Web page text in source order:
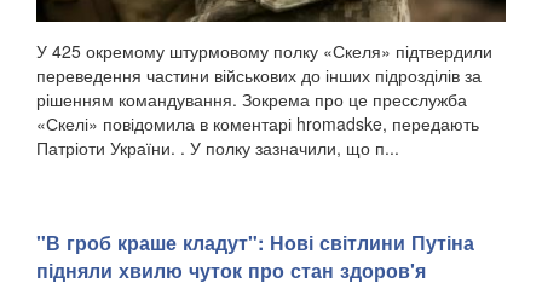
У 425 окремому штурмовому полку «Скеля» підтвердили
переведення частини військових до інших підрозділів за
рішенням командування. Зокрема про це пресслужба
«Скелі» повідомила в коментарі hromadske, передають
Патріоти України. . У полку зазначили, що п...
"В гроб краше кладут": Нові світлини Путіна
підняли хвилю чуток про стан здоров'я